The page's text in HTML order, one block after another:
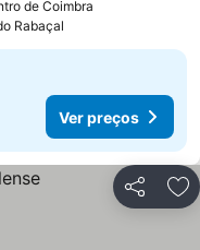
de Coimbra
Rabaçal
Ver preços
Partilhar